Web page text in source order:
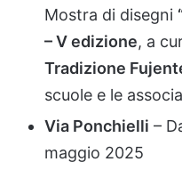
Mostra di disegni
–Vedizione, a
Tradizione
scuole e le
Via Ponchielli –
maggio 2025